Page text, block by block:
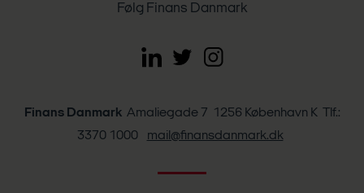
Følg Finans Danmark
Finans DanmarkAmaliegade 7 1256 København K Tlf.:
3370 1000
mail@finansdanmark.dk